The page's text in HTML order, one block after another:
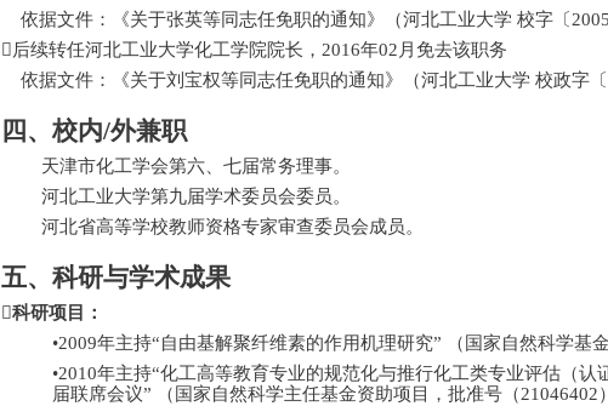
依据文件：《关于张英等同志任免职的通知》（河北工业大学 校字〔 2005
 后续转任河北工业大学化工学院院长， 2016年02 月免去该职务
依据文件：《关于刘宝权等同志任免职的通知》（河北工业大学 校政字〔
四、校内/外兼职
天津市化工学会第六、七届常务理事。
河北工业大学第九届学术委员会委员。
河北省高等学校教师资格专家审查委员会成员。
五、科研与学术成果
科研项目：
•2009年主持“自由基解聚纤维素的作用机理研究” （国家自然科学基
•2010年主持“化工高等教育专业的规范化与推行化工类专业评估（
届联席会议” （国家自然科学主任基金资助项目，批准号（21046402）